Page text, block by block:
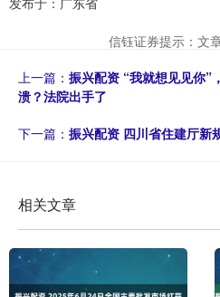
信钰证券提示：文
上一篇： 振兴配资 “我就想见见你”
溃？法院出手了
下一篇： 振兴配资 四川省住建厅新
相关文章